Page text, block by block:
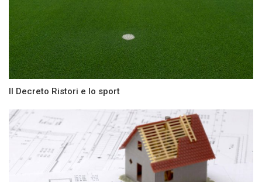
Il Decreto Ristori e lo sport